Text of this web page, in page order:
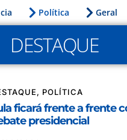
Política Geral
DESTAQUE
, POLÍTICA
ficará frente a frente
presidencial